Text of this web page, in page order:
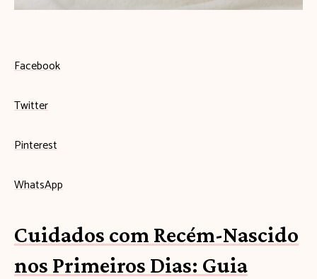
Facebook
Twitter
Pinterest
WhatsApp
Cuidados com Recém-Nascido
nos Primeiros Dias: Guia